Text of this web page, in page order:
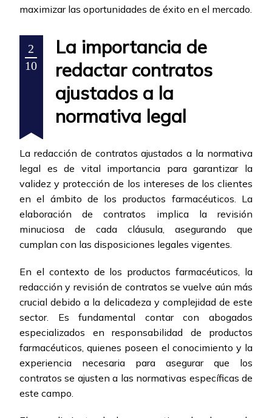
maximizar las oportunidades de éxito en el mercado.
2
10
La importancia de
redactar contratos
ajustados a la
normativa legal
La redacción de contratos ajustados a la normativa
legal es de vital importancia para garantizar la
validez y protección de los intereses de los clientes
en el ámbito de los productos farmacéuticos. La
elaboración de contratos implica la revisión
minuciosa de cada cláusula, asegurando que
cumplan con las disposiciones legales vigentes.
En el contexto de los productos farmacéuticos, la
redacción y revisión de contratos se vuelve aún más
crucial debido a la delicadeza y complejidad de este
sector. Es fundamental contar con abogados
especializados en responsabilidad de productos
farmacéuticos, quienes poseen el conocimiento y la
experiencia necesaria para asegurar que los
contratos se ajusten a las normativas específicas de
este campo.